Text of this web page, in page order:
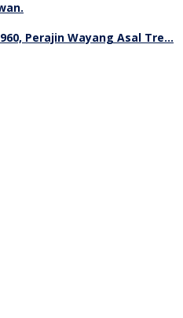
Perajin Wayang Asal Tre…